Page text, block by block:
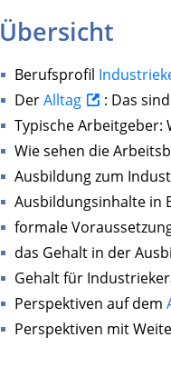
Übersicht
Berufsprofil
DerAlltag
: Das
Typische Arbeitgeber:
Wie sehen die
Ausbildung zum
Ausbildungsinhalte in
formale
das Gehalt in der
Gehalt für
Perspektiven auf dem
Perspektiven mit